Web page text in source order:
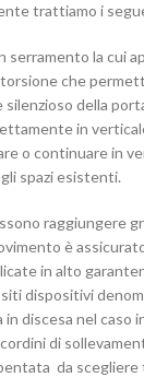
trattiamo i
serramento la cui
torsione che
della
in
o continuare in
gli spazi esistenti.
raggiungere
è
in alto
dispositivi
discesa nel caso
di
da scegliere